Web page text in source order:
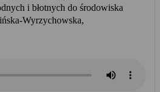
i błotnych do środowiska
Wyrzychowska,